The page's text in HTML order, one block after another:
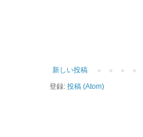
新しい投稿
登録: 投稿 (Atom)